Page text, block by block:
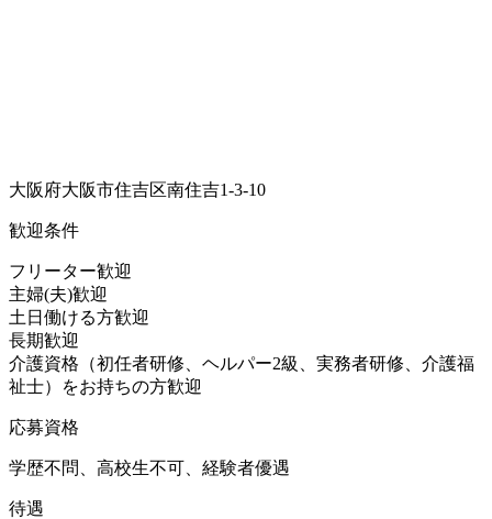
大阪府大阪市住吉区南住吉1-3-10
歓迎条件
フリーター歓迎
主婦(夫)歓迎
土日働ける方歓迎
長期歓迎
介護資格（初任者研修、ヘルパー2級、実務者研修、介護福
祉士）をお持ちの方歓迎
応募資格
学歴不問、高校生不可、経験者優遇
待遇